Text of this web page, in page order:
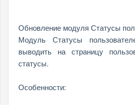
Обновление модуля Статусы
Модуль Статусы
выводить на страницу
статусы.
Особенности: